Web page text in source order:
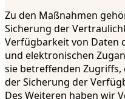
Zu den Maßnahmen
Sicherung der
Verfügbarkeit von Daten
und elektronischen
sie betreffenden Zugriffs,
der Sicherung der
Des Weiteren haben wir